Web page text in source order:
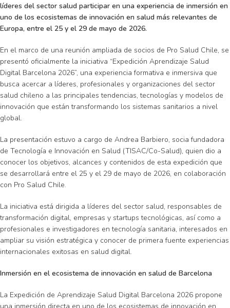
líderes del sector salud participar en una experiencia de inmersión en
uno de los ecosistemas de innovación en salud más relevantes de
Europa, entre el 25 y el 29 de mayo de 2026.
En el marco de una reunión ampliada de socios de Pro Salud Chile, se
presentó oficialmente la iniciativa “Expedición Aprendizaje Salud
Digital Barcelona 2026”, una experiencia formativa e inmersiva que
busca acercar a líderes, profesionales y organizaciones del sector
salud chileno a las principales tendencias, tecnologías y modelos de
innovación que están transformando los sistemas sanitarios a nivel
global.
La presentación estuvo a cargo de Andrea Barbiero, socia fundadora
de Tecnología e Innovación en Salud (TISAC/Co-Salud), quien dio a
conocer los objetivos, alcances y contenidos de esta expedición que
se desarrollará entre el 25 y el 29 de mayo de 2026, en colaboración
con Pro Salud Chile.
La iniciativa está dirigida a líderes del sector salud, responsables de
transformación digital, empresas y startups tecnológicas, así como a
profesionales e investigadores en tecnología sanitaria, interesados en
ampliar su visión estratégica y conocer de primera fuente experiencias
internacionales exitosas en salud digital.
Inmersión en el ecosistema de innovación en salud de Barcelona
La Expedición de Aprendizaje Salud Digital Barcelona 2026 propone